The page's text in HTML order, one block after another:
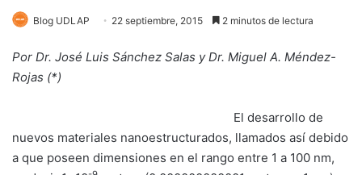
Blog UDLAP 22 septiembre, 2015 2 minutos de lectura
Por Dr. José Luis Sánchez Salas y Dr. Miguel A. Méndez-
Rojas (*)
El desarrollo de
nuevos materiales nanoestructurados, llamados así debido
a que poseen dimensiones en el rango entre 1 a 100 nm,